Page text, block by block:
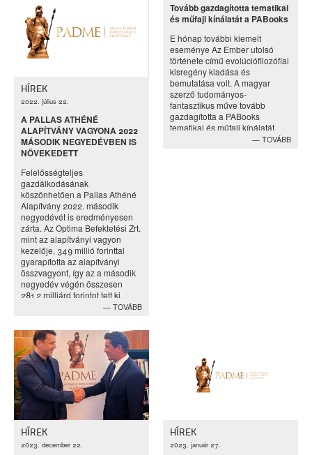
HÍREK
2022. július 22.
A PALLAS ATHÉNÉ
ALAPÍTVÁNY VAGYONA 2022
MÁSODIK NEGYEDÉVBEN IS
NÖVEKEDETT
Felelősségteljes
gazdálkodásának
köszönhetően a Pallas Athéné
Alapítvány 2022. második
negyedévét is eredményesen
zárta. Az Optima Befektetési Zrt.
mint az alapítványi vagyon
kezelője, 349 millió forinttal
gyarapította az alapítványi
összvagyont, így az a második
negyedév végén összesen
281,2 milliárd forintot tett ki.
TOVÁBB
Tovább gazdagította tematikai
és műfaji kínálatát a PABooks
E hónap további kiemelt
eseménye Az Ember utolsó
története című evolúciófilozófiai
kisregény kiadása és
bemutatása volt. A magyar
szerző tudományos-
fantasztikus műve tovább
gazdagította a PABooks
tematikai és műfaji kínálatát.
TOVÁBB
HÍREK
2023. december 22.
HÍREK
2023. január 27.